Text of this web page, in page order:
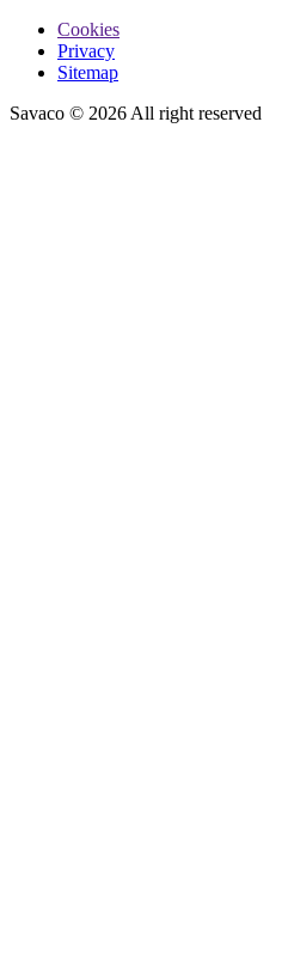
Cookies
Privacy
Sitemap
Savaco © 2026 All right reserved